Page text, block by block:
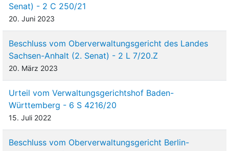
Senat) - 2 C 250/21
20. Juni 2023
Beschluss vom Oberverwaltungsgericht des Landes
Sachsen-Anhalt (2. Senat) - 2 L 7/20.Z
20. März 2023
Urteil vom Verwaltungsgerichtshof Baden-
Württemberg - 6 S 4216/20
15. Juli 2022
Beschluss vom Oberverwaltungsgericht Berlin-